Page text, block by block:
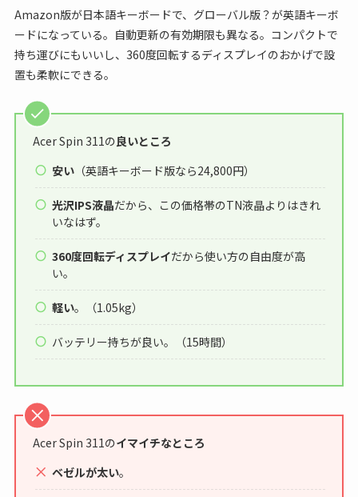
Amazon版が日本語キーボードで、グローバル版？が英語キーボ
ードになっている。自動更新の有効期限も異なる。コンパクトで
持ち運びにもいいし、360度回転するディスプレイのおかげで設
置も柔軟にできる。
Acer Spin 311の良いところ
安い （英語キーボード版なら24,800円）
光沢IPS液晶だから、この価格帯のTN液晶よりはきれ
いなはず。
360度回転ディスプレイだから使い方の自由度が高
い。
軽い。（1.05kg）
バッテリー持ちが良い。（15時間）
Acer Spin 311のイマイチなところ
ベゼルが太い。